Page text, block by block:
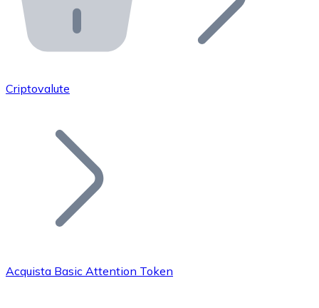
API Bitnovo
Integra la nostra API nel tuo ecosistema.
Unisciti alla nostra rete di rivenditori e
Aggiungi il token del tuo progetto al nostro servizio di
Criptovalute
Acquista Basic Attention Token